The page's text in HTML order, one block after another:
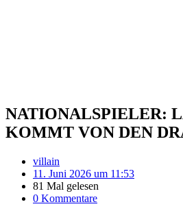
NATIONALSPIELER:
KOMMT VON DEN
villain
11. Juni 2026 um 11:53
81 Mal gelesen
0 Kommentare